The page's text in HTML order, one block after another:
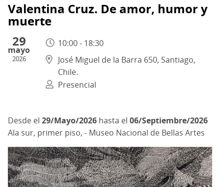
Valentina Cruz. De amor, humor y
muerte
29
mayo
2026
10:00 - 18:30
José Miguel de la Barra 650, Santiago,
Chile.
Presencial
29/Mayo/2026 hasta el 06/Septiembre/2026
Ala sur, primer piso, - Museo Nacional de Bellas Artes